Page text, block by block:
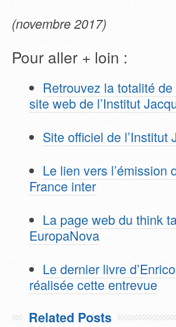
(novembre 2017)
Pour aller + loin :
Retrouvez la totalité de
site web de l’Institut
Site officiel de l’Institut
Le lien vers l’émission
France inter
La page web du think
EuropaNova
Le dernier livre
réalisée cette entrevue
Related Posts